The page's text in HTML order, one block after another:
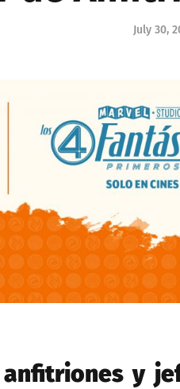
July 30,
anfitriones y